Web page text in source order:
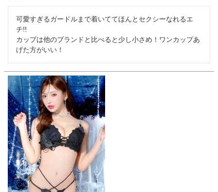
可愛すぎるガードルまで着いててほんとセクシーなれるエ
チ!!
カップは他のブランドと比べると少し小さめ！ワンカップあ